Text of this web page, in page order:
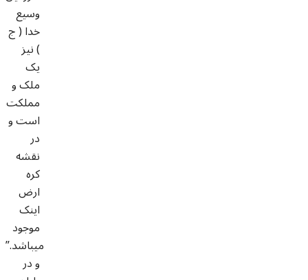
وسیع
خدا ( ج
) نیز
یک
ملک و
مملکت
است و
در
نقشه
کره
ارض
اینک
موجود
میباشد.”
و در